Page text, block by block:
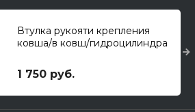
Втулка рукояти крепления
ковша/в ковш/гидроцилиндра
1 750 руб.